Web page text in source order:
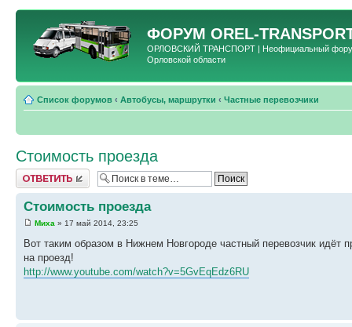
ФОРУМ OREL-
ОРЛОВСКИЙ ТРАНСПОРТ | Неофициальный форум
Орловской области
Список форумов ‹ Автобусы, маршрутки ‹ Частные перевозчики
Стоимость проезда
Ответить
Стоимость проезда
Миха » 17 май 2014, 23:25
Вот таким образом в Нижнем Новгороде частный перевозчик идёт
на проезд!
http://www.youtube.com/watch?v=5GvEqEdz6RU